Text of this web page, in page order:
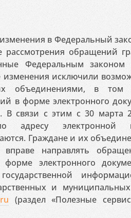
в Федеральный
обращений
Федеральным
исключили
объединениями, в том
в форме электронного
В связи с этим с 30 марта
адресу электронной
Граждане и их
направлять
электронного
и муниципальных
(раздел «Полезные